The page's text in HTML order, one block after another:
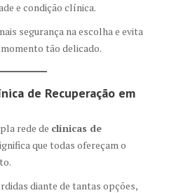
e condição clínica.
segurança na escolha e evita
tão delicado.
de Recuperação em
rede de clínicas de
que todas ofereçam o
diante de tantas opções,